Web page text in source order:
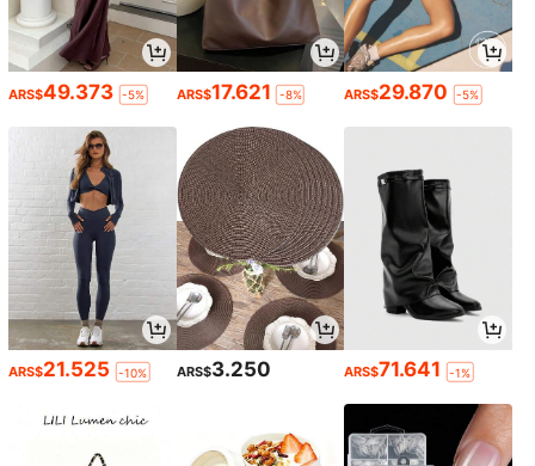
ARS$49.373 -5% ARS$17.621 -8% ARS$29.870 -5%
ARS$21.525 -10% ARS$3.250 ARS$71.641 -1%